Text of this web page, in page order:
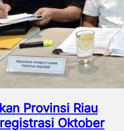
Provinsi Riau
Oktober